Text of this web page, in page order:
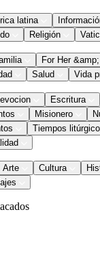
latina
Religión
For Her
Salud Vida
Escritura
Misionero
Tiempos
Arte Cultura